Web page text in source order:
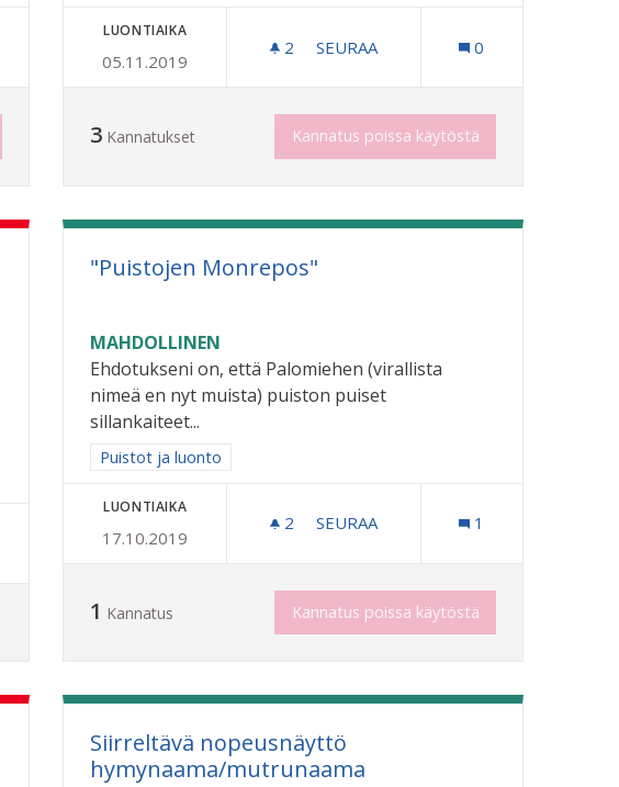
TAI RIIHIMÄKEÄ KUVASTAVA MURAALI
LUONTIAIKA
05.11.2019
2 2 SEURAAJAA
SEURAA 0
3 Kannatukset Kannatus poissa käytöstä
"Puistojen Monrepos"
MAHDOLLINEN
Ehdotukseni on, että Palomiehen (virallista
nimeä en nyt muista) puiston puiset
sillankaiteet...
Rajaa tulokset aihepiirin mukaan: Puistot ja luonto
Puistot ja luonto
LUONTIAIKA
17.10.2019
2 2 SEURAAJAA
SEURAA 1
1 Kannatus Kannatus poissa käytöstä
Siirreltävä nopeusnäyttö
hymynaama/mutrunaama